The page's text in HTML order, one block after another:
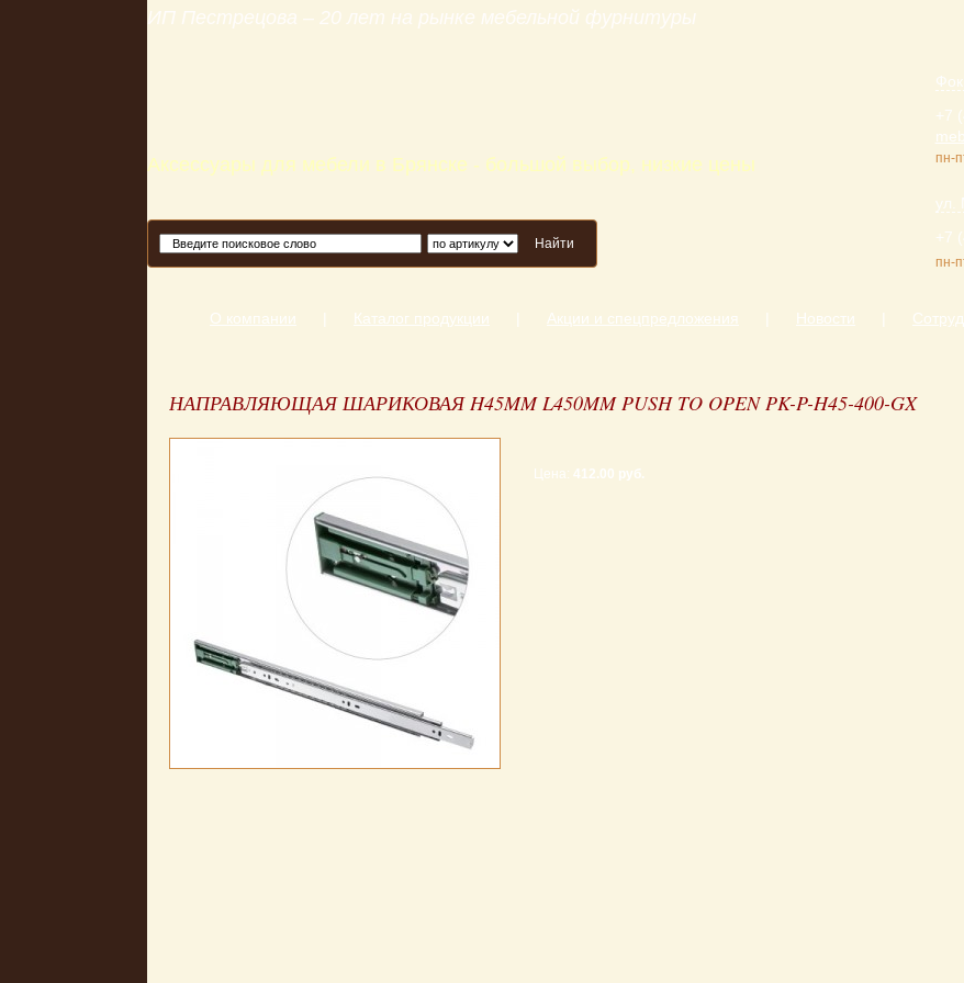
ИП Пестрецова – 20 лет на рынке мебельной фурнитуры
Аксессуары для мебели в Брянске - большой выбор, низкие цены
+7
пн-
ул.
+7
пн-
Найти
О компании Каталог продукции Акции и спецпредложения Новости
НАПРАВЛЯЮЩАЯ ШАРИКОВАЯ H45MM L450MM PUSH TO OPEN PK-P-H45-400-GX
Цена:412.00 руб.